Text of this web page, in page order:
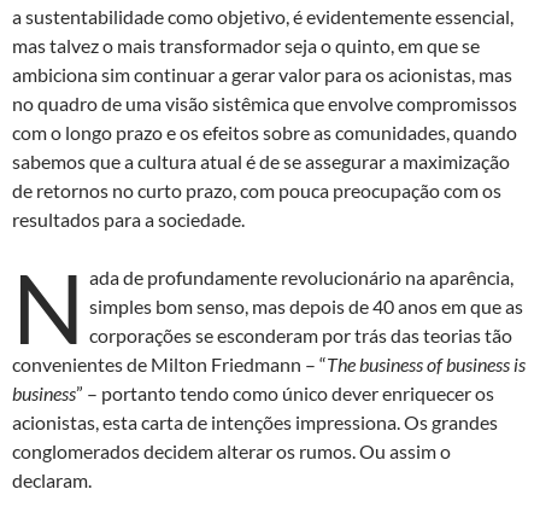
a sustentabilidade como objetivo, é evidentemente essencial,
mas talvez o mais transformador seja o quinto, em que se
ambiciona sim continuar a gerar valor para os acionistas, mas
no quadro de uma visão sistêmica que envolve compromissos
com o longo prazo e os efeitos sobre as comunidades, quando
sabemos que a cultura atual é de se assegurar a maximização
de retornos no curto prazo, com pouca preocupação com os
resultados para a sociedade.
N ada de profundamente revolucionário na aparência,
simples bom senso, mas depois de 40 anos em que as
corporações se esconderam por trás das teorias tão
convenientes de Milton Friedmann – “The business of business is
business” – portanto tendo como único dever enriquecer os
acionistas, esta carta de intenções impressiona. Os grandes
conglomerados decidem alterar os rumos. Ou assim o
declaram.